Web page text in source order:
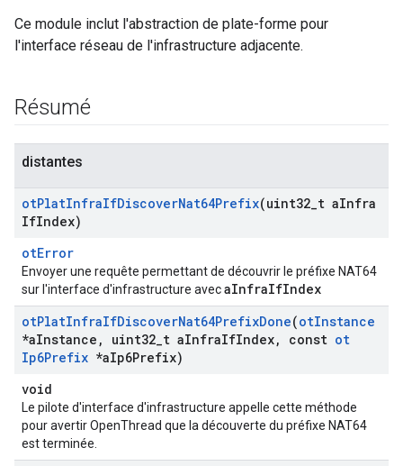
Ce module inclut l'abstraction de plate-forme pour
l'interface réseau de l'infrastructure adjacente.
Résumé
distantes
otPlatInfraIfDiscoverNat64Prefix(uint32 t aInfra
IfIndex)
otError
Envoyer une requête permettant de découvrir le préfixe NAT64
sur l'interface d'infrastructure avecaInfraIfIndex
otPlatInfraIfDiscoverNat64PrefixDone(otInstance
*aInstance , uint32 t aInfraIfIndex, const ot
Ip6Prefix *aIp6Prefix)
void
Le pilote d'interface d'infrastructure appelle cette méthode
pour avertir OpenThread que la découverte du préfixe NAT64
est terminée.